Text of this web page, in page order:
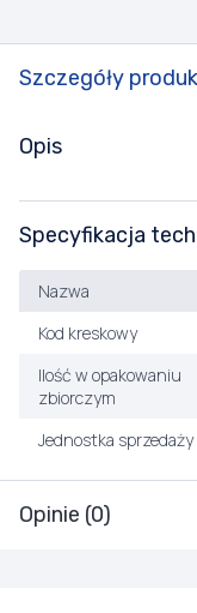
Szczegóły
Opinie (0)
Opis
Specyfikacja
Nazwa
Kod kreskowy
Ilość w opakowaniu
zbiorczym
Jednostka sprzedaży